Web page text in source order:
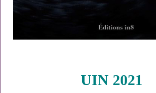
UIN 2021